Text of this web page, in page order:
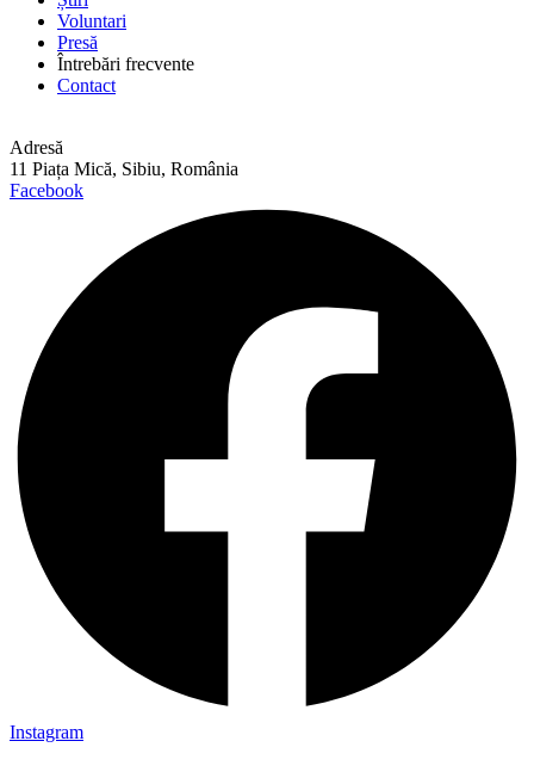
Voluntari
Presă
Întrebări frecvente
Contact
Adresă
11 Piața Mică, Sibiu, România
Facebook
Instagram